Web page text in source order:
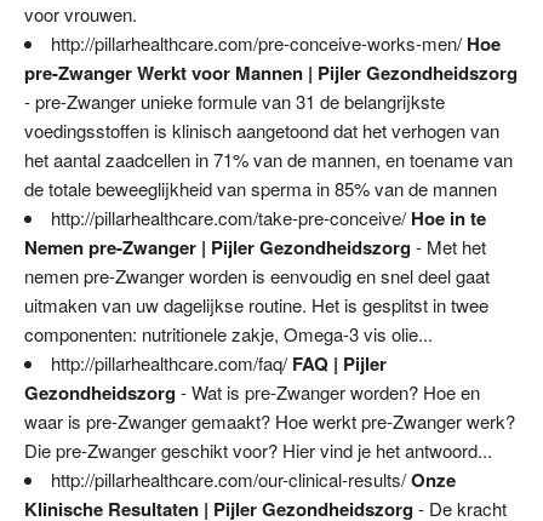
voor vrouwen.
http://pillarhealthcare.com/pre-conceive-works-men/ Hoe
pre-Zwanger Werkt voor Mannen | Pijler Gezondheidszorg
- pre-Zwanger unieke formule van 31 de belangrijkste
voedingsstoffen is klinisch aangetoond dat het verhogen van
het aantal zaadcellen in 71% van de mannen, en toename van
de totale beweeglijkheid van sperma in 85% van de mannen
http://pillarhealthcare.com/take-pre-conceive/ Hoe in te
Nemen pre-Zwanger | Pijler Gezondheidszorg- Met het
nemen pre-Zwanger worden is eenvoudig en snel deel gaat
uitmaken van uw dagelijkse routine. Het is gesplitst in twee
componenten: nutritionele zakje, Omega-3 vis olie...
http://pillarhealthcare.com/faq/ FAQ | Pijler
Gezondheidszorg- Wat is pre-Zwanger worden? Hoe en
waar is pre-Zwanger gemaakt? Hoe werkt pre-Zwanger werk?
Die pre-Zwanger geschikt voor? Hier vind je het antwoord...
http://pillarhealthcare.com/our-clinical-results/Onze
Klinische Resultaten | Pijler Gezondheidszorg- De kracht